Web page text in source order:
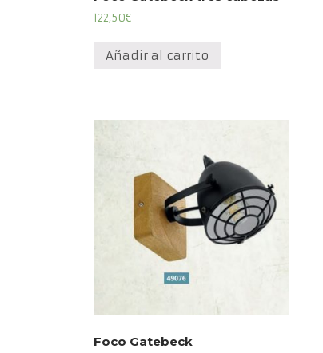
122,50€
Añadir al carrito
Foco Gatebeck